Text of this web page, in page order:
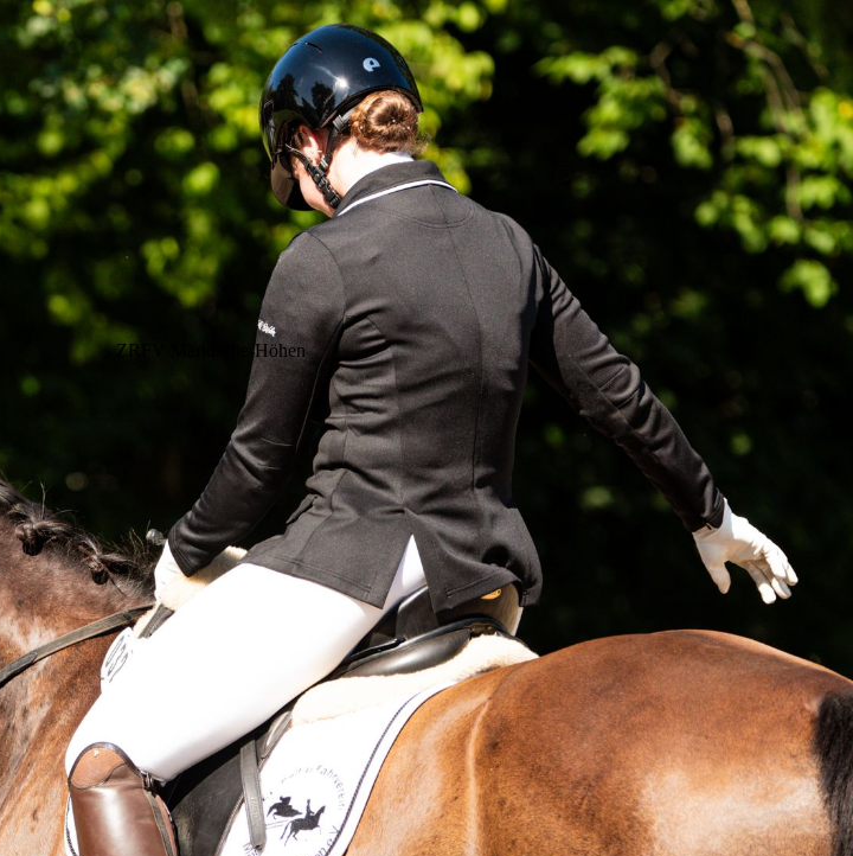
ZRFV Märkische-Höhen